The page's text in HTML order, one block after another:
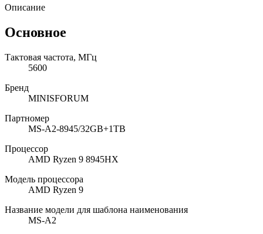
Описание
Основное
Тактовая частота, МГц
5600
Бренд
MINISFORUM
Партномер
MS-A2-8945/32GB+1TB
Процессор
AMD Ryzen 9 8945HX
Модель процессора
AMD Ryzen 9
Название модели для шаблона наименования
MS-A2